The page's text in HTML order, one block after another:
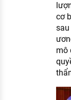
cơ
sau
mô